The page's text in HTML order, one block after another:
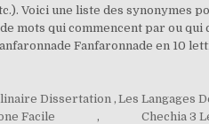
Voici une liste des synonymes
mots qui commencent par ou
Fanfaronnade en 10
Dissertation , Les Langages
Facile , Chechia 3